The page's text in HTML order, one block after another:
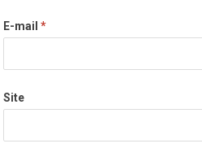
E-mail*
Site